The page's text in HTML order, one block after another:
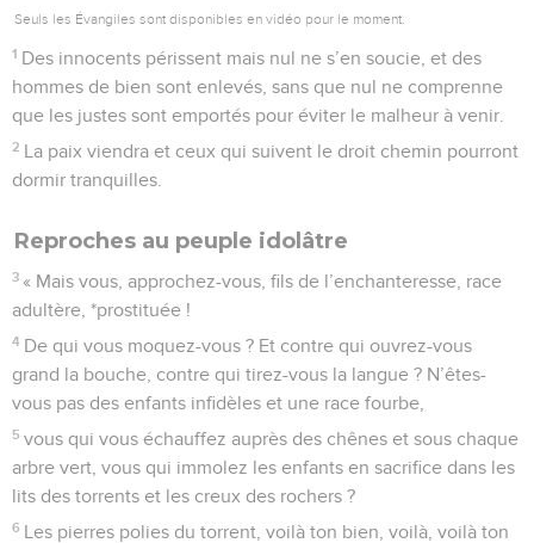
Seuls les Évangiles sont disponibles en vidéo pour le moment.
1 Des innocents périssent mais nul ne s’en soucie, et des
hommes de bien sont enlevés, sans que nul ne comprenne
que les justes sont emportés pour éviter le malheur à venir.
2 La paix viendra et ceux qui suivent le droit chemin pourront
dormir tranquilles.
Reproches au peuple idolâtre
3 « Mais vous, approchez-vous, fils de l’enchanteresse, race
adultère, *prostituée !
4 De qui vous moquez-vous ? Et contre qui ouvrez-vous
grand la bouche, contre qui tirez-vous la langue ? N’êtes-
vous pas des enfants infidèles et une race fourbe,
5 vous qui vous échauffez auprès des chênes et sous chaque
arbre vert, vous qui immolez les enfants en sacrifice dans les
lits des torrents et les creux des rochers ?
6 Les pierres polies du torrent, voilà ton bien, voilà, voilà ton